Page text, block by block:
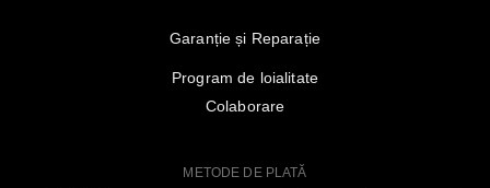
Garanție și Reparație
Program de loialitate
Colaborare
METODE DE PLATĂ